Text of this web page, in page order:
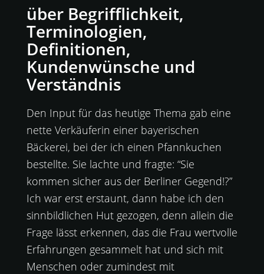
über Begrifflichkeit,
Terminologien,
Definitionen,
Kundenwünsche und
Verständnis
Den Input für das heutige Thema gab eine
nette Verkäuferin einer bayerischen
Bäckerei, bei der ich einen Pfannkuchen
bestellte. Sie lachte und fragte: “Sie
kommen sicher aus der Berliner Gegend!?”
Ich war erst erstaunt, dann habe ich den
sinnbildlichen Hut gezogen, denn allein die
Frage lässt erkennen, das die Frau wertvolle
Erfahrungen gesammelt hat und sich mit
Menschen oder zumindest mit